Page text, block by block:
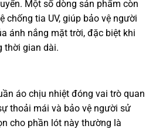
Một số dòng sản phẩm còn
chống tia UV, giúp bảo vệ người
ánh nắng mặt trời, đặc biệt khi
thời gian dài.
áo chịu nhiệt đóng vai trò quan
thoải mái và bảo vệ người sử
cho phần lót này thường là